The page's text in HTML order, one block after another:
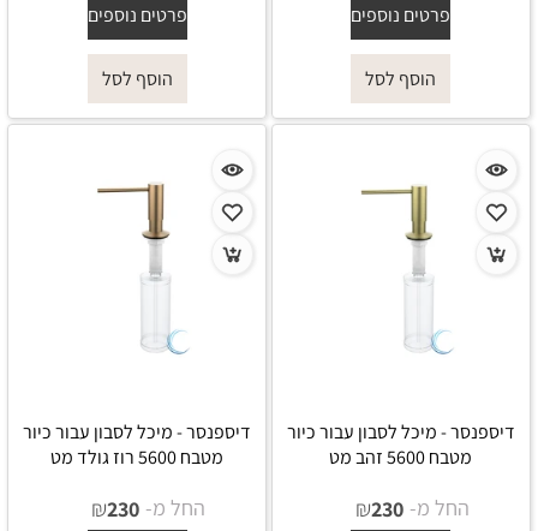
פרטים נוספים
הוסף לסל
פרטים נוספים
הוסף לסל
דיספנסר - מיכל לסבון עבור כיור
מטבח 5600 זהב מט
החל מ- ₪230
דיספנסר - מיכל לסבון עבור כיור
מטבח 5600 רוז גולד מט
החל מ- ₪230